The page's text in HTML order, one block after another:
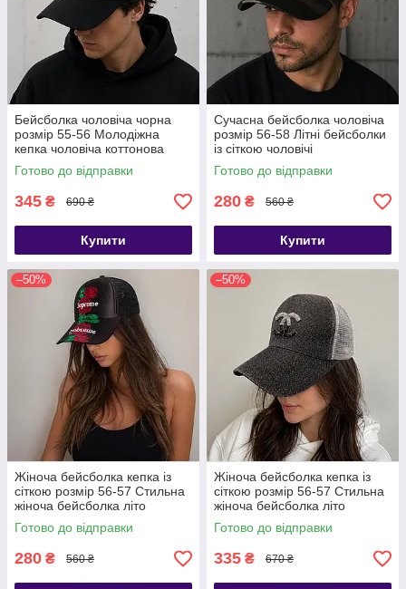
Бейсболка чоловіча чорна
розмір 55-56 Молодіжна
кепка чоловіча коттонова
Готово до відправки
345 ₴ 690 ₴
Купити
Сучасна бейсболка чоловіча
розмір 56-58 Літні бейсболки
із сіткою чоловічі
Готово до відправки
280 ₴ 560 ₴
Купити
–50%
Жіноча бейсболка кепка із
сіткою розмір 56-57 Стильна
жіноча бейсболка літо
Готово до відправки
280 ₴ 560 ₴
–50%
Жіноча бейсболка кепка із
сіткою розмір 56-57 Стильна
жіноча бейсболка літо
Готово до відправки
335 ₴ 670 ₴